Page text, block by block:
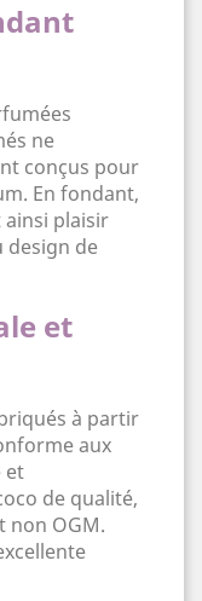
ne
conçus pour
En fondant,
plaisir
design de
et
à partir
aux
et
de qualité,
non OGM.